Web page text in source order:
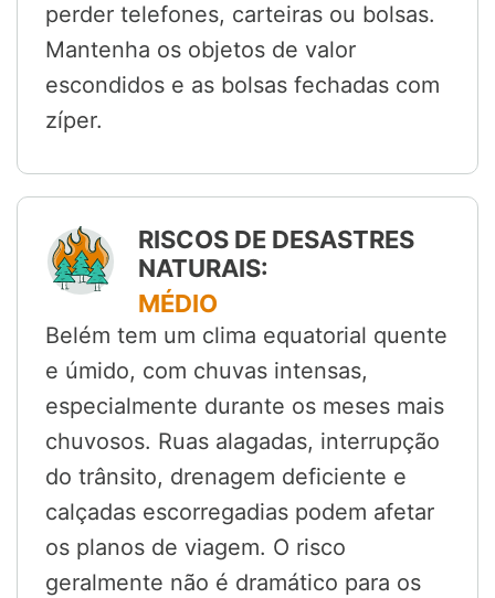
perder telefones, carteiras ou bolsas.
Mantenha os objetos de valor
escondidos e as bolsas fechadas com
zíper.
RISCOS DE DESASTRES
NATURAIS:
MÉDIO
Belém tem um clima equatorial quente
e úmido, com chuvas intensas,
especialmente durante os meses mais
chuvosos. Ruas alagadas, interrupção
do trânsito, drenagem deficiente e
calçadas escorregadias podem afetar
os planos de viagem. O risco
geralmente não é dramático para os